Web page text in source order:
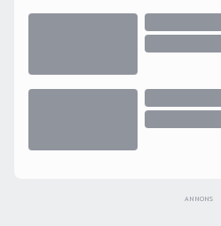
ANNONS